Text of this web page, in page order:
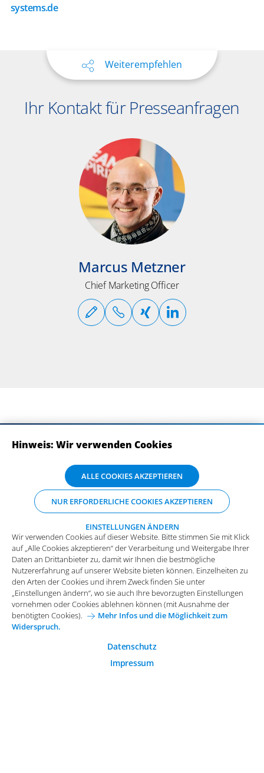
systems.de
Weiterempfehlen
Ihr Kontakt für Presseanfragen
Marcus Metzner
Chief Marketing Officer
Impressum Datenschutz
Allgemeine Einkaufsbedingungen
Karriere bei Arvato Systems Kontakt
Wir verwenden Cookies auf dieser Website. Bitte stimmen Sie mit Klick
auf „Alle Cookies akzeptieren“ der Verarbeitung und Weitergabe Ihrer
Daten an Drittanbieter zu, damit wir Ihnen die bestmögliche
Nutzererfahrung auf unserer Website bieten können. Einzelheiten zu
den Arten der Cookies und ihrem Zweck finden Sie unter
„Einstellungen ändern“, wo sie auch Ihre bevorzugten Einstellungen
vornehmen oder Cookies ablehnen können (mit Ausnahme der
benötigten Cookies).
Mehr Infos und die Möglichkeit zum
Widerspruch.
Datenschutz
Impressum
Hinweis: Wir verwenden Cookies
ALLE COOKIES AKZEPTIEREN
NUR ERFORDERLICHE COOKIES AKZEPTIEREN
EINSTELLUNGEN ÄNDERN
Wir verwenden Cookies auf dieser Website. Bitte stimmen Sie mit Klick
auf „Alle Cookies akzeptieren“ der Verarbeitung und Weitergabe Ihrer
Daten an Drittanbieter zu, damit wir Ihnen die bestmögliche
Nutzererfahrung auf unserer Website bieten können. Einzelheiten zu
den Arten der Cookies und ihrem Zweck finden Sie unter
„Einstellungen ändern“, wo sie auch Ihre bevorzugten Einstellungen
vornehmen oder Cookies ablehnen können (mit Ausnahme der
benötigten Cookies).
Mehr Infos und die Möglichkeit zum
Widerspruch.
Funktionale Cookies
Diese Cookies sind essenziell wichtig für die einwandfreie
Funktion der Website.
Analytische Cookies
Analytische Cookies werden verwendet, um das